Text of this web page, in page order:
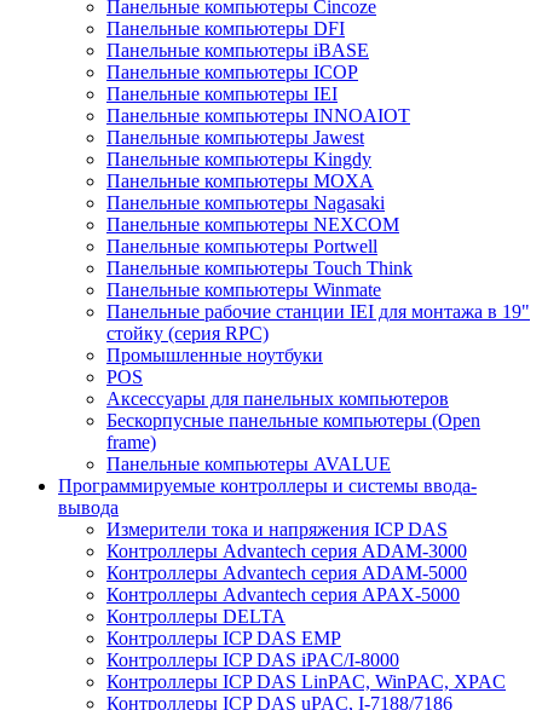
Панельные компьютеры Cincoze
Панельные компьютеры DFI
Панельные компьютеры iBASE
Панельные компьютеры ICOP
Панельные компьютеры IEI
Панельные компьютеры INNOAIOT
Панельные компьютеры Jawest
Панельные компьютеры Kingdy
Панельные компьютеры MOXA
Панельные компьютеры Nagasaki
Панельные компьютеры NEXCOM
Панельные компьютеры Portwell
Панельные компьютеры Touch Think
Панельные компьютеры Winmate
Панельные рабочие станции IEI для монтажа в 19"
стойку (серия RPC)
Промышленные ноутбуки
POS
Аксессуары для панельных компьютеров
Бескорпусные панельные компьютеры (Open
frame)
Панельные компьютеры AVALUE
Программируемые контроллеры и системы ввода-
вывода
Измерители тока и напряжения ICP DAS
Контроллеры Advantech серия ADAM-3000
Контроллеры Advantech серия ADAM-5000
Контроллеры Advantech серия APAX-5000
Контроллеры DELTA
Контроллеры ICP DAS EMP
Контроллеры ICP DAS iPAC/I-8000
Контроллеры ICP DAS LinPAC, WinPAC, XPAC
Контроллеры ICP DAS uPAC, I-7188/7186